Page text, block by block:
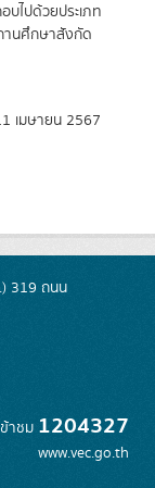
ไปด้วยประเภท
านศึกษาสังกัด
เมษายน 2567
319 ถนน
าชม 1204327
www.vec.go.th